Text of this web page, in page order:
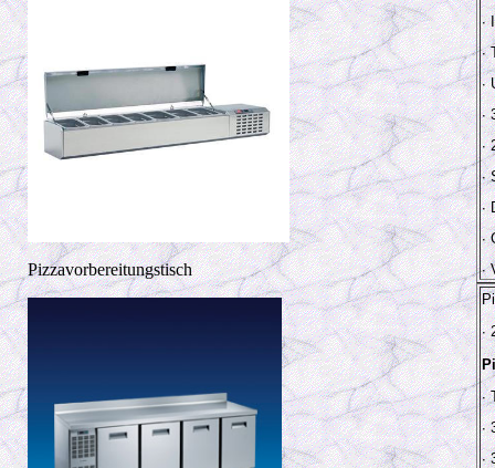
Pizzavorbereitungstisch
∙
∙
∙
∙
∙
∙
∙
∙
∙
∙
∙
∙
∙